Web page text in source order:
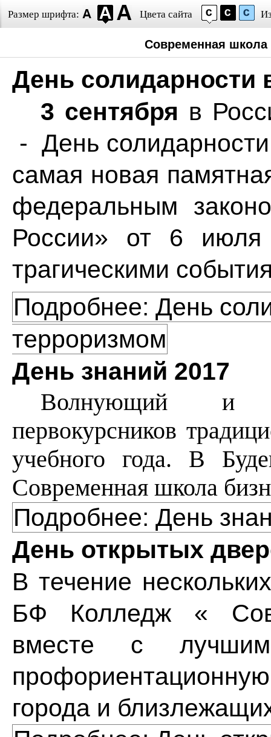
Размер шрифта: Цвета сайта
Современная школа
День солидарности
3 сентября в
- День
самая новая
федеральным
России» от 6
трагическими
Подробнее: День
терроризмом
День знаний 2017
Волнующий и
первокурсников
учебного года. В
Современная школа
Подробнее: День
День открытых
В течение
БФ Колледж «
вместе с
города и